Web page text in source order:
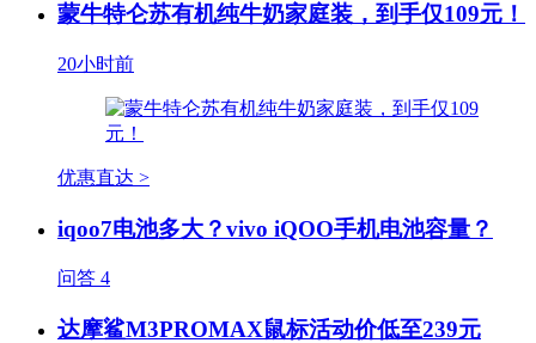
蒙牛特仑苏有机纯牛奶家庭装，到手仅109元！
20小时前
优惠直达 >
iqoo7电池多大？vivo iQOO手机电池容量？
问答 4
达摩鲨M3PROMAX鼠标活动价低至239元